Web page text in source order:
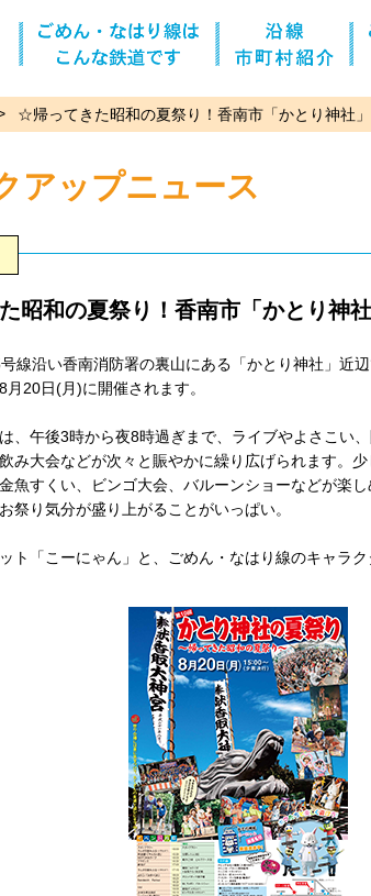
☆帰ってきた昭和の夏祭り！香南市「かとり神社
アップニュース
昭和の夏祭り！香南市「かとり神
線沿い香南消防署の裏山にある「かとり神社」近
月20日(月)に開催されます。
、午後3時から夜8時過ぎまで、ライブやよさこい
み大会などが次々と賑やかに繰り広げられます。
魚すくい、ビンゴ大会、バルーンショーなどが楽
祭り気分が盛り上がることがいっぱい。
ト「こーにゃん」と、ごめん・なはり線のキャラ